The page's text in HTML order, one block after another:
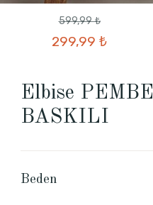
599,99 ₺
299,99 ₺
Elbise PEMBE
BASKILI
Beden